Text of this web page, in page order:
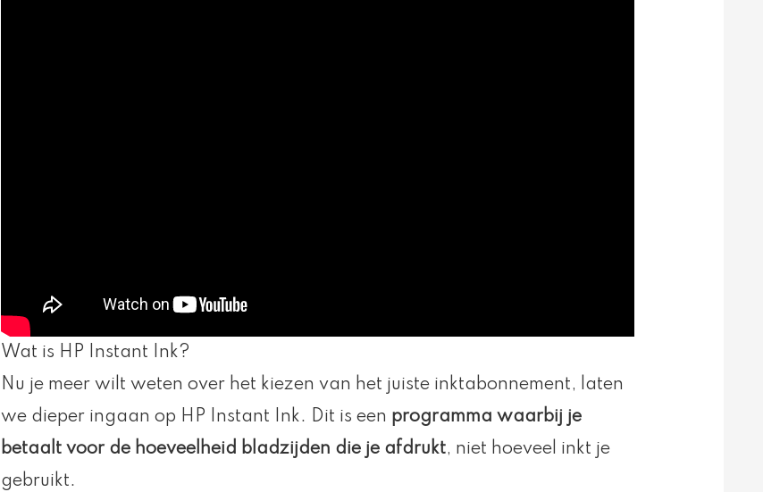
Wat is HP Instant Ink?
Nu je meer wilt weten over het kiezen van het juiste inktabonnement, laten
we dieper ingaan op HP Instant Ink. Dit is een programma waarbij je
betaalt voor de hoeveelheid bladzijden die je afdrukt, niet hoeveel inkt je
gebruikt.